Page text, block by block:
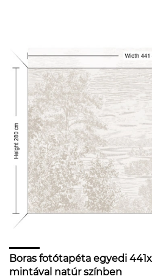
Boras fotótapéta egyedi
mintával natúr színben